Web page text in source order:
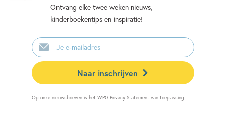
Ontvang elke twee weken nieuws,
kinderboekentips en inspiratie!
E-
mailadres
Naar inschrijven
Op onze nieuwsbrieven is hetWPG Privacy Statement van toepassing.